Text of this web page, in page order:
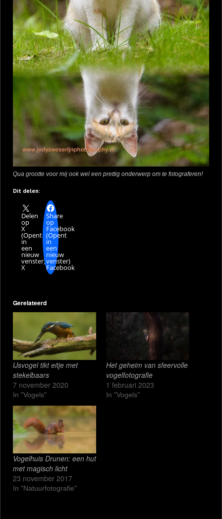
Qua grootte voor mij ook wel een prettig onderwerp om te fotograferen!
Dit delen:
Delen
op
X
(Opent
in
een
nieuw
venster)
X
Share
op
Facebook
(Opent
in
een
nieuw
venster)
Facebook
Gerelateerd
IJsvogel tikt eitje met
stekelbaars
7 november 2020
In "Vogels"
Het geheim van sfeervolle
vogelfotografie
1 februari 2023
In "Vogels"
Vogelhuis Drunen: een hut
met magisch licht
23 november 2017
In "Natuurfotografie"